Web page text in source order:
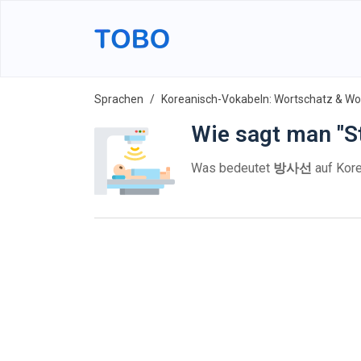
Sprachen Koreanisch-Vokabeln: Wortschatz &
Wie sagt man
Was bedeutet 방사선 auf